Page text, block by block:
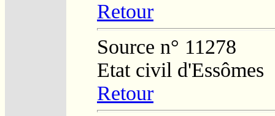
Retour
Source n° 11278
Etat civil d'Essômes
Retour